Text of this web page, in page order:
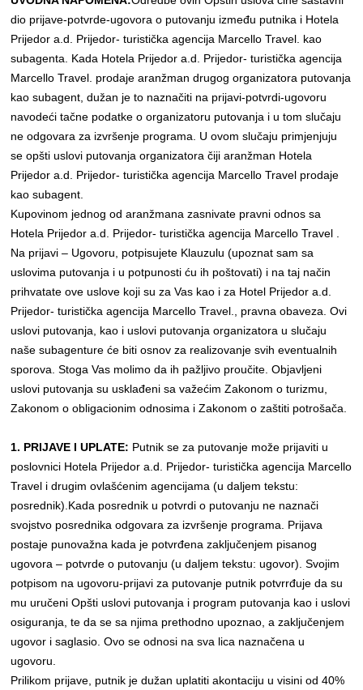
dio prijave-potvrde-ugovora o putovanju između putnika i Hotela
Prijedor a.d. Prijedor- turistička agencija Marcello Travel. kao
subagenta. Kada Hotela Prijedor a.d. Prijedor- turistička agencija
Marcello Travel. prodaje aranžman drugog organizatora putovanja
kao subagent, dužan je to naznačiti na prijavi-potvrdi-ugovoru
navodeći tačne podatke o organizatoru putovanja i u tom slučaju
ne odgovara za izvršenje programa. U ovom slučaju primjenjuju
se opšti uslovi putovanja organizatora čiji aranžman Hotela
Prijedor a.d. Prijedor- turistička agencija Marcello Travel prodaje
kao subagent.
Kupovinom jednog od aranžmana zasnivate pravni odnos sa
Hotela Prijedor a.d. Prijedor- turistička agencija Marcello Travel .
Na prijavi – Ugovoru, potpisujete Klauzulu (upoznat sam sa
uslovima putovanja i u potpunosti ću ih poštovati) i na taj način
prihvatate ove uslove koji su za Vas kao i za Hotel Prijedor a.d.
Prijedor- turistička agencija Marcello Travel., pravna obaveza. Ovi
uslovi putovanja, kao i uslovi putovanja organizatora u slučaju
naše subagenture će biti osnov za realizovanje svih eventualnih
sporova. Stoga Vas molimo da ih pažljivo proučite. Objavljeni
uslovi putovanja su usklađeni sa važećim Zakonom o turizmu,
Zakonom o obligacionim odnosima i Zakonom o zaštiti potrošača.
1. PRIJAVE I UPLATE: Putnik se za putovanje može prijaviti u
poslovnici Hotela Prijedor a.d. Prijedor- turistička agencija Marcello
Travel i drugim ovlašćenim agencijama (u daljem tekstu:
posrednik).Kada posrednik u potvrdi o putovanju ne naznači
svojstvo posrednika odgovara za izvršenje programa. Prijava
postaje punovažna kada je potvrđena zaključenjem pisanog
ugovora – potvrde o putovanju (u daljem tekstu: ugovor). Svojim
potpisom na ugovoru-prijavi za putovanje putnik potvrrđuje da su
mu uručeni Opšti uslovi putovanja i program putovanja kao i uslovi
osiguranja, te da se sa njima prethodno upoznao, a zaključenjem
ugovor i saglasio. Ovo se odnosi na sva lica naznačena u
ugovoru.
Prilikom prijave, putnik je dužan uplatiti akontaciju u visini od 40%